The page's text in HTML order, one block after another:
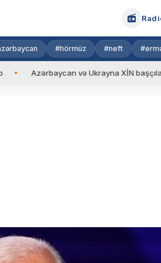
#hörmüz #neft
və Ukrayna XİN başçıları